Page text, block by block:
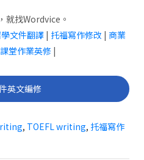
就找Wordvice。
文件翻譯 | 托福寫作修改 | 商業
課堂作業英修|
英文編修
, TOEFL writing, 托福寫作